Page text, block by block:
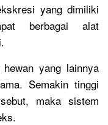
yang dimiliki
berbagai alat
yang lainnya
Semakin tinggi
maka sistem